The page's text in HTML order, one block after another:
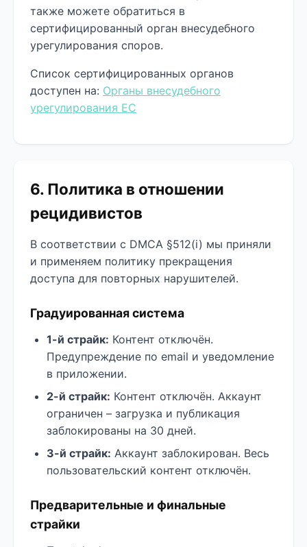
также можете обратиться в
сертифицированный орган внесудебного
урегулирования споров.
Список сертифицированных органов
доступен на: Органы внесудебного
урегулирования ЕС
6. Политика в отношении
рецидивистов
В соответствии с DMCA §512(i) мы приняли
и применяем политику прекращения
доступа для повторных нарушителей.
Градуированная система
1-й страйк: Контент отключён.
Предупреждение по email и уведомление
в приложении.
2-й страйк: Контент отключён. Аккаунт
ограничен – загрузка и публикация
заблокированы на 30 дней.
3-й страйк: Аккаунт заблокирован. Весь
пользовательский контент отключён.
Предварительные и финальные
страйки